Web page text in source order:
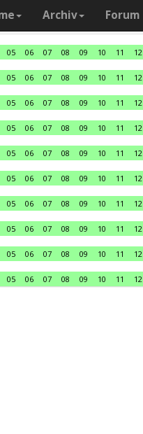
Archiv Forum
05 06 07 08 09 10 11 12
05 06 07 08 09 10 11 12
05 06 07 08 09 10 11 12
05 06 07 08 09 10 11 12
05 06 07 08 09 10 11 12
05 06 07 08 09 10 11 12
05 06 07 08 09 10 11 12
05 06 07 08 09 10 11 12
05 06 07 08 09 10 11 12
05 06 07 08 09 10 11 12